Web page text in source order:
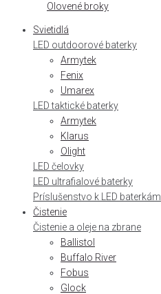
Olovené broky
Svietidlá
LED outdoorové baterky
Armytek
Fenix
Umarex
LED taktické baterky
Armytek
Klarus
Olight
LED čelovky
LED ultrafialové baterky
Príslušenstvo k LED baterkám
Čistenie
Čistenie a oleje na zbrane
Ballistol
Buffalo River
Fobus
Glock